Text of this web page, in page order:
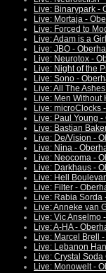
Live: Binarypark -
Live: Mortaja -
Live: Forced to
Live: Adam is a
Live: JBO -
Live: Neurotox -
Live: Night of the
Live: Sono -
Live: All The
Live: Men Without
Live: microClocks
Live: Paul Young
Live: Bastian
Live: De/Vision -
Live: Nina -
Live: Neocoma -
Live: Darkhaus -
Live: Hell
Live: Filter -
Live: Rabia Sorda
Live: Anneke van
Live: Vic Anselmo
Live: A-HA -
Live: Marcel Brell
Live: Lebanon
Live: Crystal
Live: Monowelt -